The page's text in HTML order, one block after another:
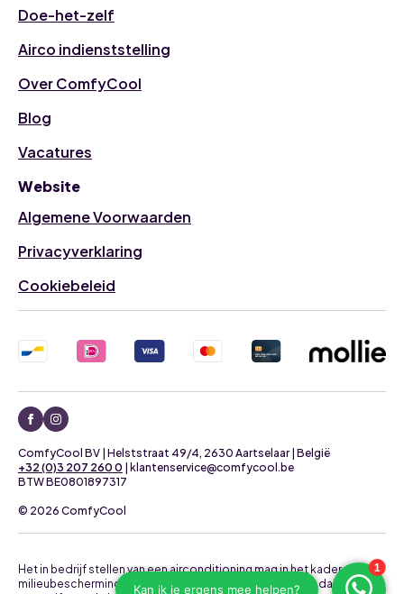
Doe-het-zelf
Airco indienststelling
Over ComfyCool
Blog
Vacatures
Website
Algemene Voorwaarden
Privacyverklaring
Cookiebeleid
© 2026 ComfyCool
+32 (0)3 207 260 0 | klantenservice@comfycool.be
BTW BE0801897317
ComfyCool BV | Helststraat 49/4, 2630 Aartselaar | België
Het in bedrijf stellen van een airconditioning mag in het kader van
milieubescherming uitsluitend uitgevoerd worden door daartoe